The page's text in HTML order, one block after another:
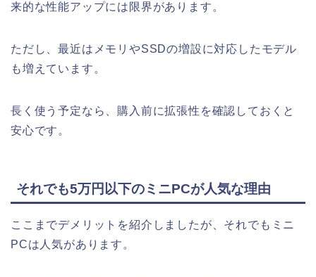
来的な性能アップには限界があります。
ただし、最近はメモリやSSDの増設に対応したモデル
も増えています。
長く使う予定なら、購入前に拡張性を確認しておくと
安心です。
それでも5万円以下のミニPCが人気な理由
ここまでデメリットを紹介しましたが、それでもミニ
PCは人気があります。